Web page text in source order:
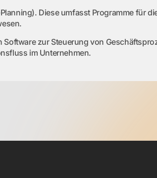
Diese umfasst Programme
zur Steuerung von
im Unternehmen.